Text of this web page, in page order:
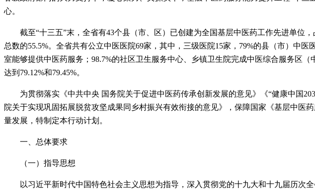
心。
截至“十三五”末，全省有43个县（市、区）已创建为全国基层中医药工作先进单位
总数的55.5%。全省共有公立中医医院69家，其中，三级医院15家，79%的县（市）中
室能够提供中医药服务；98.7%的社区卫生服务中心、乡镇卫生院完成中医综合服务区
达到79.12%和79.45%。
为贯彻落实《中共中央 国务院关于促进中医药传承创新发展的意见》《“健康中国
院关于实现巩固拓展脱贫攻坚成果同乡村振兴有效衔接的意见》，保障国家《基层中医
量发展，特制定本行动计划。
一、总体要求
（一）指导思想
以习近平新时代中国特色社会主义思想为指导，深入贯彻党的十九大和十九届历